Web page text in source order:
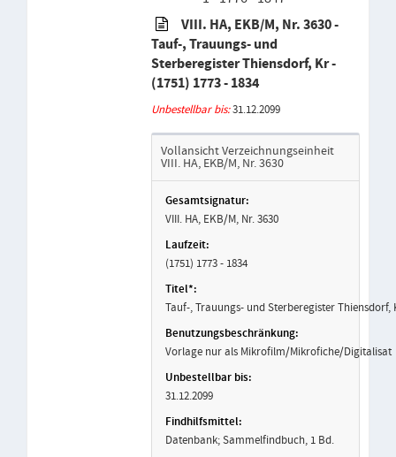
VIII. HA, EKB/M, Nr. 3630 -
Tauf-, Trauungs- und
Sterberegister Thiensdorf, Kr -
(1751) 1773 - 1834
Unbestellbar bis:31.12.2099
Vollansicht Verzeichnungseinheit
VIII. HA, EKB/M, Nr. 3630
VIII. HA, EKB/M, Nr. 3630
(1751) 1773 - 1834
Tauf-, Trauungs- und Sterberegister
Vorlage nur als Mikrofilm/Mikrofiche/Digitalisat
31.12.2099
Datenbank; Sammelfindbuch, 1 Bd.